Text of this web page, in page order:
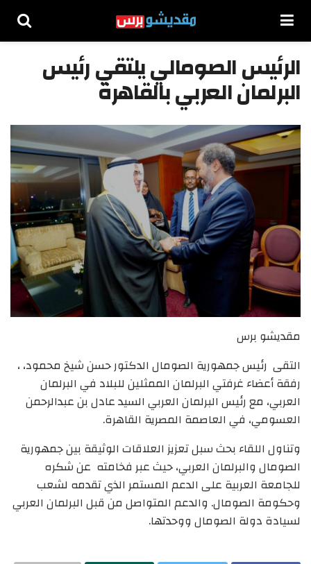
الرئيس الصومالي يلتقي رئيس
البرلمان العربي بالقاهرة
مقديشو برس
التقى رئيس جمهورية الصومال الدكتور حسن شيخ محمود، ،
رفقة أعضاء غرفتي البرلمان الممثلين للبلاد في البرلمان
العربي، مع رئيس البرلمان العربي السيد عادل بن عبدالرحمن
العسومي، في العاصمة المصرية القاهرة.
وتناول اللقاء بحث سبل تعزيز العلاقات الوثيقة بين جمهورية
الصومال والبرلمان العربي، حيث عبر فخامته عن شكره
للجامعة العربية على الدعم المستمر الذي تقدمه لشعب
وحكومة الصومال. والدعم المتواصل من قبل البرلمان العربي
لسيادة دولة الصومال ووحدتها.